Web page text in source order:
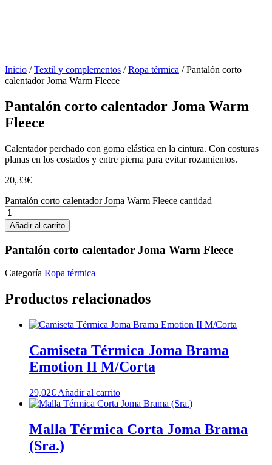
Inicio /Textil y complementos /Ropa térmica / Pantalón corto
calentador Joma Warm Fleece
Pantalón corto calentador Joma Warm
Fleece
Calentador perchado con goma elástica en la cintura. Con costuras
planas en los costados y entre pierna para evitar rozamientos.
20,33€
Pantalón corto calentador Joma Warm Fleece cantidad
Añadir al carrito
Pantalón corto calentador Joma Warm Fleece
Categoría Ropa térmica
Productos relacionados
Camiseta Térmica Joma Brama
Emotion II M/Corta
29,02€ Añadir al carrito
Malla Térmica Corta Joma Brama
(Sra.)